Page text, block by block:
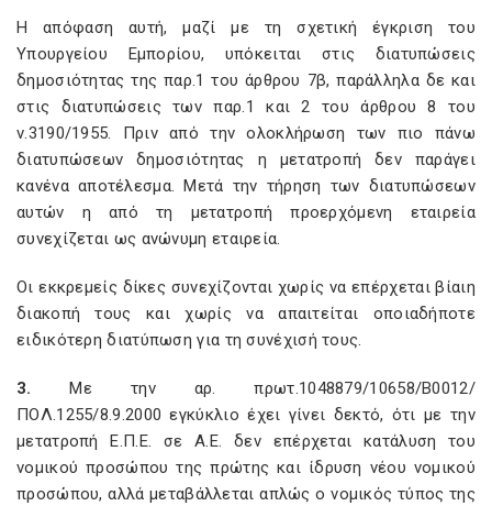
Η απόφαση αυτή, μαζί με τη σχετική έγκριση του
Υπουργείου Εμπορίου, υπόκειται στις διατυπώσεις
δημοσιότητας της παρ.1 του άρθρου 7β, παράλληλα δε και
στις διατυπώσεις των παρ.1 και 2 του άρθρου 8 του
ν.3190/1955. Πριν από την ολοκλήρωση των πιο πάνω
διατυπώσεων δημοσιότητας η μετατροπή δεν παράγει
κανένα αποτέλεσμα. Μετά την τήρηση των διατυπώσεων
αυτών η από τη μετατροπή προερχόμενη εταιρεία
συνεχίζεται ως ανώνυμη εταιρεία.
Οι εκκρεμείς δίκες συνεχίζονται χωρίς να επέρχεται βίαιη
διακοπή τους και χωρίς να απαιτείται οποιαδήποτε
ειδικότερη διατύπωση για τη συνέχισή τους.
3. Με την αρ. πρωτ.1048879/10658/Β0012/
ΠΟΛ.1255/8.9.2000 εγκύκλιο έχει γίνει δεκτό, ότι με την
μετατροπή Ε.Π.Ε. σε Α.Ε. δεν επέρχεται κατάλυση του
νομικού προσώπου της πρώτης και ίδρυση νέου νομικού
προσώπου, αλλά μεταβάλλεται απλώς ο νομικός τύπος της